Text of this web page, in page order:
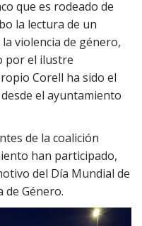
que es rodeado de
la lectura de un
violencia de género,
por el ilustre
Corell ha sido el
el ayuntamiento
de la coalición
han participado,
del Día Mundial de
de Género.